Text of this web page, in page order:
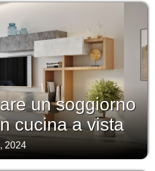
un soggiorno
cucina a vista
2024